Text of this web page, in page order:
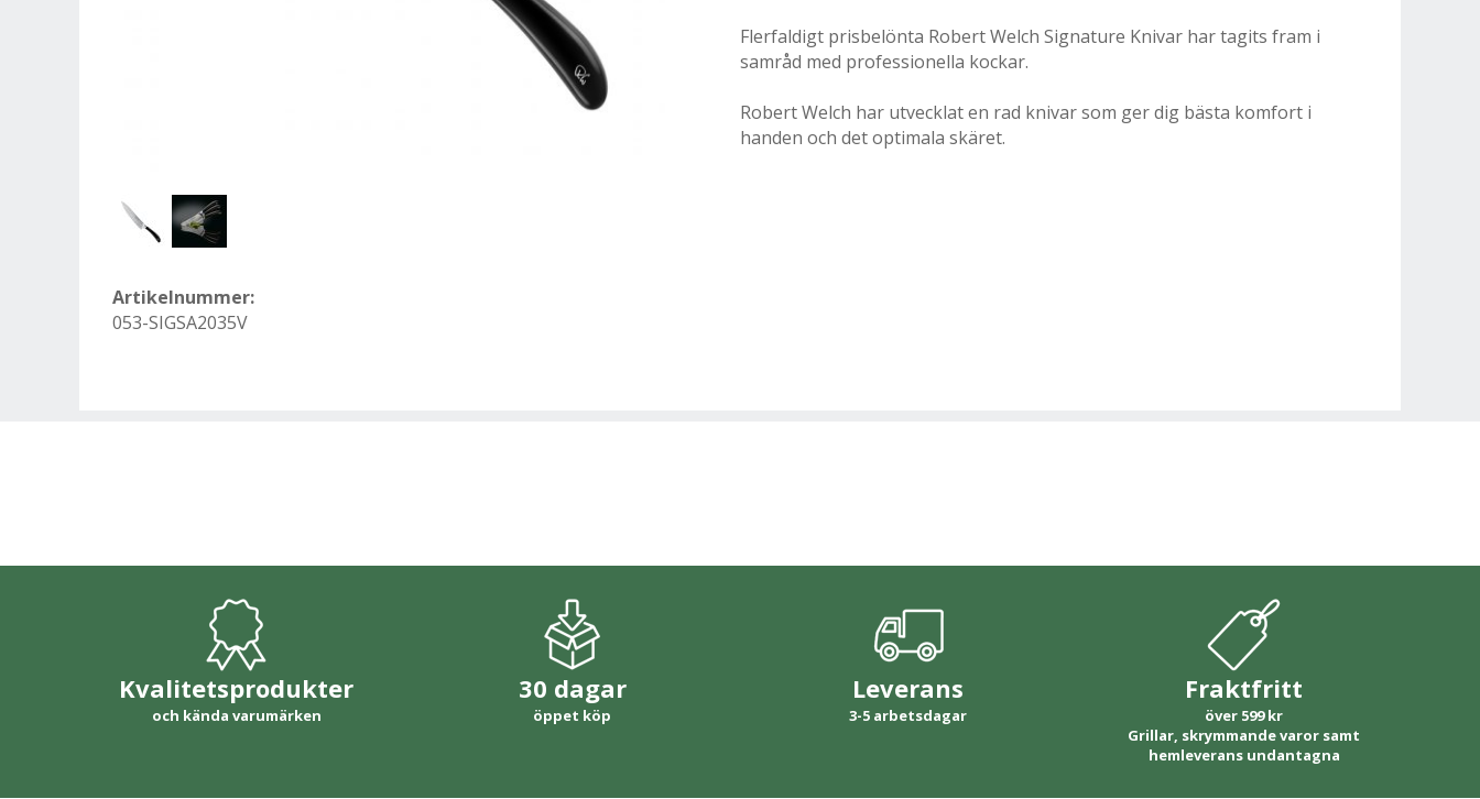
Flerfaldigt prisbelönta Robert Welch Signature Knivar har tagits fram i
samråd med professionella kockar.
Robert Welch har utvecklat en rad knivar som ger dig bästa komfort i
handen och det optimala skäret.
Artikelnummer:
053-SIGSA2035V
Kvalitetsprodukter
och kända varumärken
30 dagar
öppet köp
Leverans
3-5 arbetsdagar
Fraktfritt
över 599 kr
Grillar, skrymmande varor samt
hemleverans undantagna